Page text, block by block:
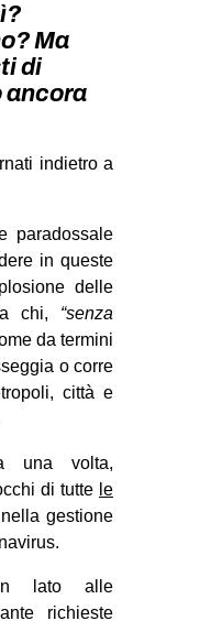
Ma
di
ancora
indietro a
paradossale
in queste
delle
chi, “senza
da termini
o corre
città e
una volta,
di tutte le
nella gestione
lato alle
richieste